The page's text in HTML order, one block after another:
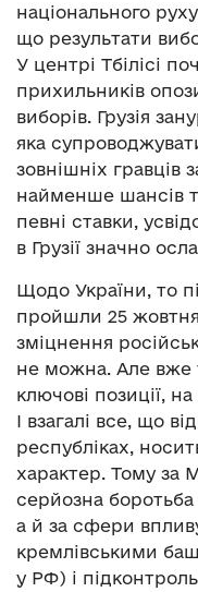
національного
що результати
У центрі Тбілісі
прихильників
виборів. Грузія
яка
зовнішніх гравців
найменше шансів
певні ставки,
в Грузії значно
Щодо України, то
пройшли 25
зміцнення
не можна. Але вже
ключові позиції,
І взагалі все, що
республіках,
характер. Тому за
серйозна
а й за сфери
кремлівськими
у РФ) і